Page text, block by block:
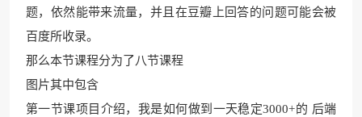
题，依然能带来流量，并且在豆瓣上回答的问题可能会被
百度所收录。
那么本节课程分为了八节课程
图片其中包含
第一节课项目介绍，我是如何做到一天稳定3000+的 后端